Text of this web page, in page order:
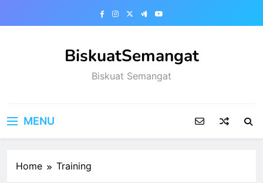
BiskuatSemangat
Biskuat Semangat
MENU
Home Training